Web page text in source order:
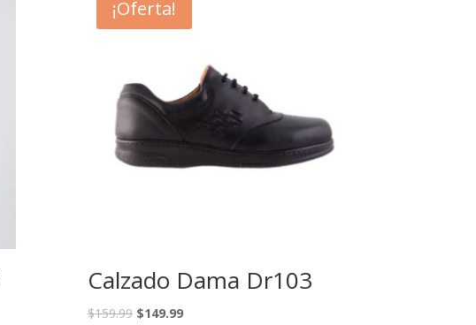
¡Oferta!
Calzado Dama Dr103
$159.99 $149.99